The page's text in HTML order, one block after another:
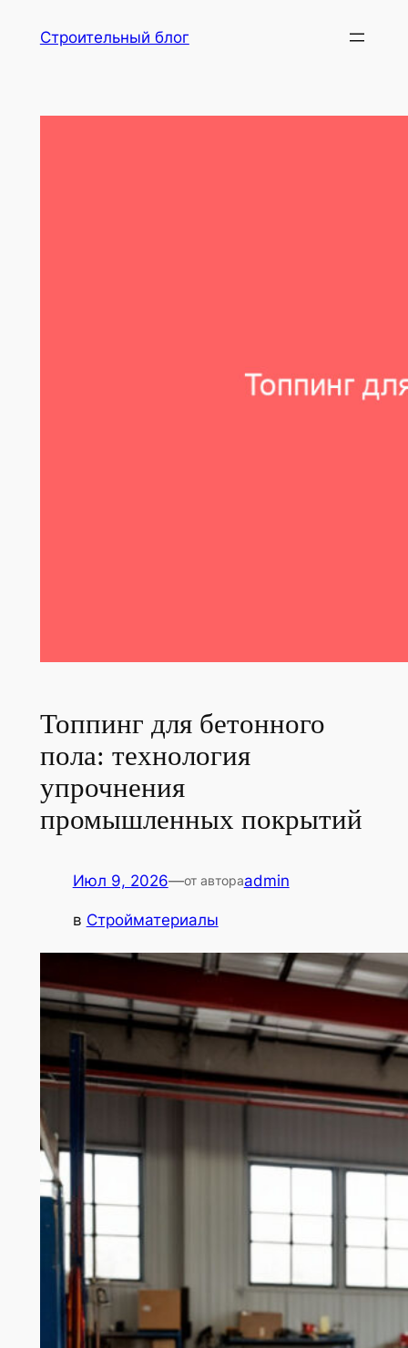
Строительный блог
Топпинг для бетонного
пола: технология
упрочнения
промышленных покрытий
Июл 9, 2026—от автораadmin
в Стройматериалы